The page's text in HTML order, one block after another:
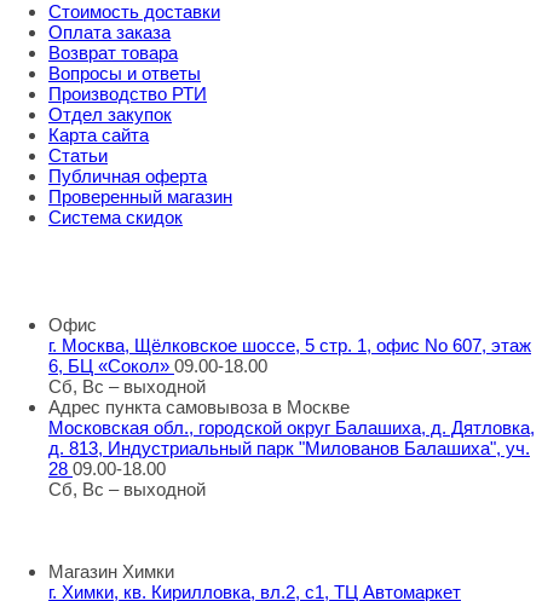
Стоимость доставки
Оплата заказа
Возврат товара
Вопросы и ответы
Производство РТИ
Отдел закупок
Карта сайта
Статьи
Публичная оферта
Проверенный магазин
Система скидок
Офис
г. Москва, Щёлковское шоссе, 5 стр. 1, офис No 607, этаж
6, БЦ «Сокол» 09.00-18.00
Сб, Вс – выходной
Адрес пункта самовывоза в Москве
Московская обл., городской округ Балашиха, д. Дятловка,
д. 813, Индустриальный парк "Милованов Балашиха", уч.
28 09.00-18.00
Сб, Вс – выходной
Магазин Химки
г. Химки, кв. Кирилловка, вл.2, с1, ТЦ Автомаркет